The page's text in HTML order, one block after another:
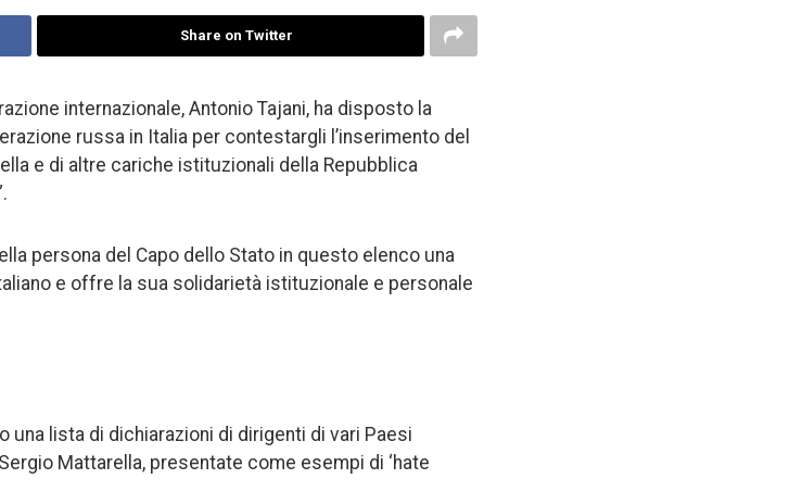
Share on Twitter
internazionale, Antonio Tajani, ha disposto la
russa in Italia per contestargli l’inserimento del
e di altre cariche istituzionali della Repubblica
persona del Capo dello Stato in questo elenco una
e offre la sua solidarietà istituzionale e personale
una lista di dichiarazioni di dirigenti di vari Paesi
Mattarella, presentate come esempi di ‘hate